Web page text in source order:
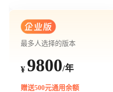
最多人选择的版本
¥ 9800/年
赠送500元通用余额